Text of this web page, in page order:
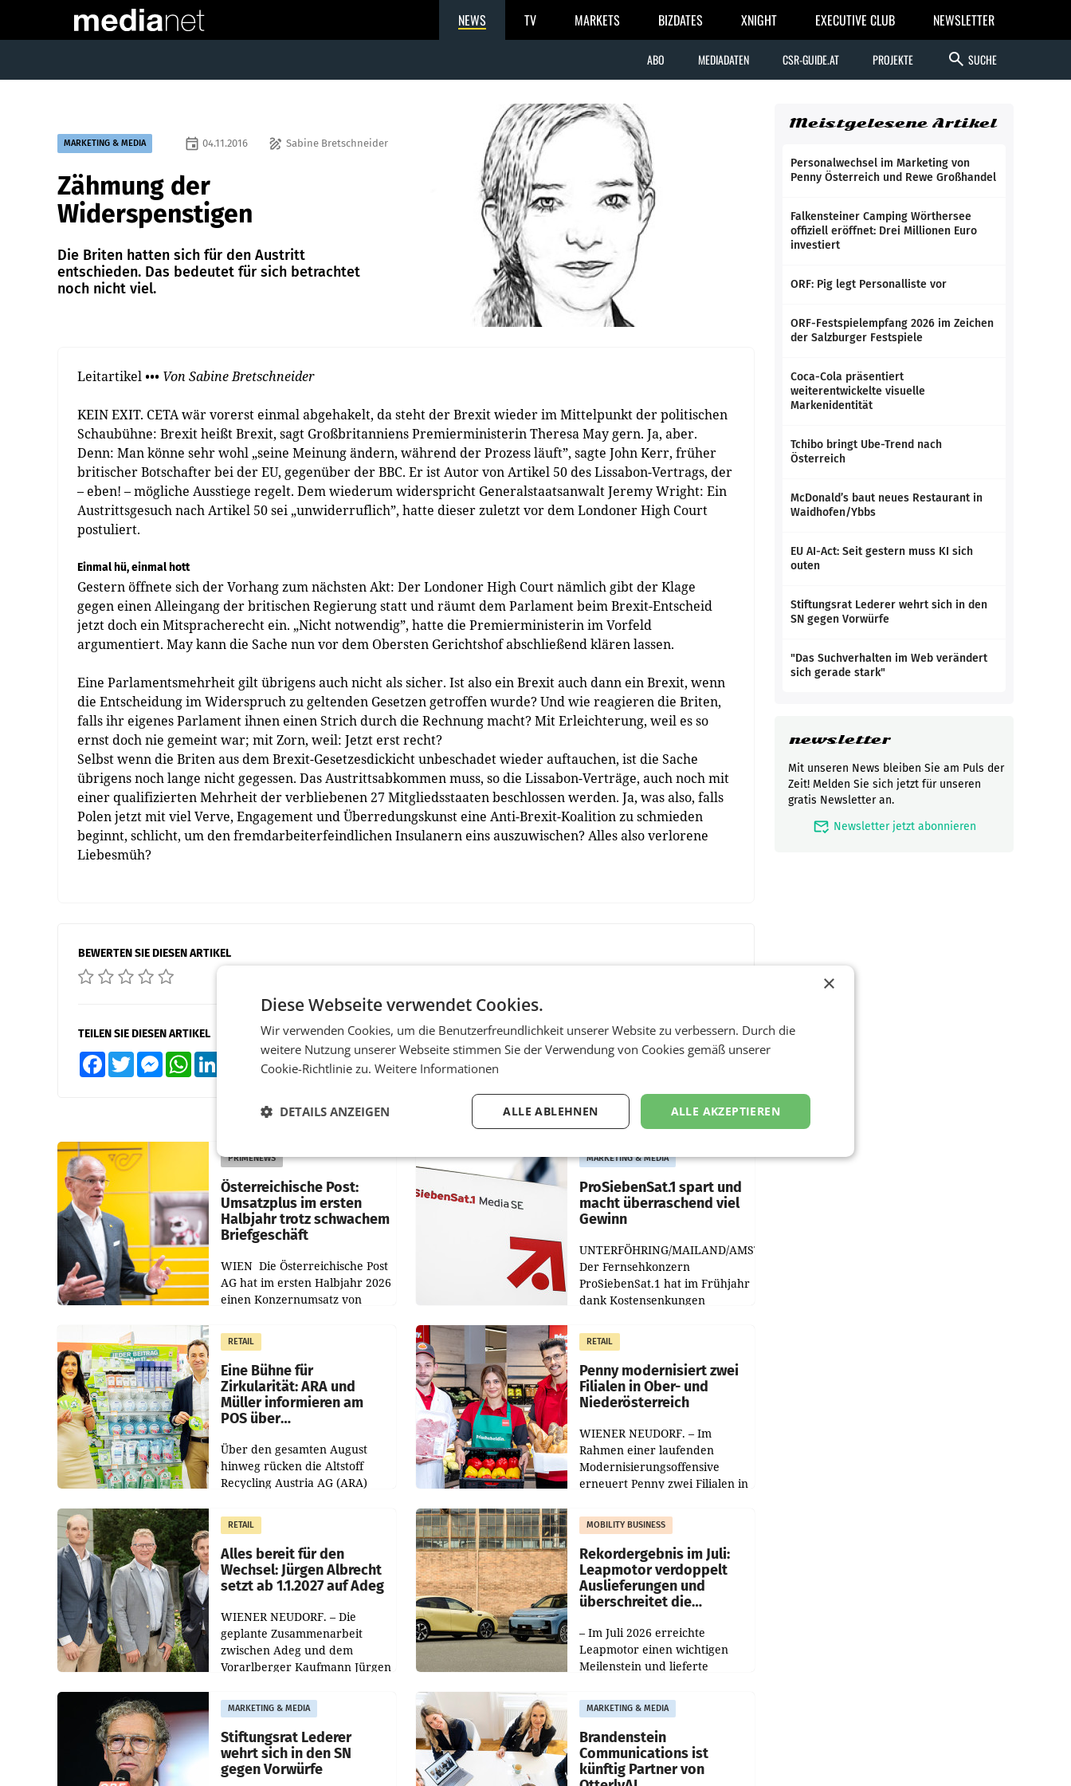
NEWS TV MARKETS BIZDATES XNIGHT EXECUTIVE CLUB NEWSLETTER
ABO MEDIADATEN CSR-GUIDE.AT PROJEKTE search SUCHE
MARKETING & MEDIA draw Sabine Bretschneider
event 04.11.2016
Zähmung der
Widerspenstigen
Die Briten hatten sich für den Austritt
entschieden. Das bedeutet für sich betrachtet
noch nicht viel.
Leitartikel ••• Von Sabine Bretschneider
KEIN EXIT. CETA wär vorerst einmal abgehakelt, da steht der Brexit wieder im Mittelpunkt der politischen
Schaubühne: Brexit heißt Brexit, sagt Großbritanniens Premierministerin ­Theresa May gern. Ja, aber.
Denn: Man könne sehr wohl „seine Meinung ändern, während der Prozess läuft”, sagte John Kerr, früher
britischer Botschafter bei der EU, gegenüber der BBC. Er ist Autor von Artikel 50 des Lissabon-Vertrags, der
– eben! – mögliche Ausstiege regelt. Dem wiederum widerspricht Generalstaatsanwalt Jeremy Wright: Ein
Austrittsgesuch nach Artikel 50 sei „unwiderruflich”, hatte dieser zuletzt vor dem Londoner High Court
postuliert.
Einmal hü, einmal hott
Gestern öffnete sich der Vorhang zum nächsten Akt: Der Londoner High Court nämlich gibt der Klage
gegen einen Alleingang der britischen Regierung statt und räumt dem Parlament beim Brexit-Entscheid
jetzt doch ein Mitspracherecht ein. „Nicht notwendig”, hatte die Premierministerin im Vorfeld
argumentiert. May kann die Sache nun vor dem Obersten Gerichtshof abschließend klären lassen.
Eine Parlamentsmehrheit gilt übrigens auch nicht als sicher. Ist also ein Brexit auch dann ein Brexit, wenn
die Entscheidung im Widerspruch zu geltenden Gesetzen getroffen wurde? Und wie reagieren die Briten,
falls ihr eigenes Parlament ihnen einen Strich durch die Rechnung macht? Mit Erleichterung, weil es so
ernst doch nie gemeint war; mit Zorn, weil: Jetzt erst recht?
Selbst wenn die Briten aus dem Brexit-Gesetzesdickicht unbeschadet wieder auftauchen, ist die Sache
übrigens noch lange nicht gegessen. Das Austrittsabkommen muss, so die Lissabon-Verträge, auch noch mit
einer qualifizierten Mehrheit der verbliebenen 27 Mitgliedsstaaten beschlossen werden. Ja, was also, falls
Polen jetzt mit viel Verve, Engagement und Überredungskunst eine Anti-Brexit-Koalition zu schmieden
beginnt, schlicht, um den fremdarbeiterfeindlichen Insulanern eins auszuwischen? Alles also verlorene
Liebesmüh?
BEWERTEN SIE DIESEN ARTIKEL
TEILEN SIE DIESEN ARTIKEL
FacebookTwitter MessengerWhatsApp XING Teilen
PRIMENEWS
Österreichische Post:
Umsatzplus im ersten
Halbjahr trotz schwachem
Briefgeschäft
WIEN Die Österreichische Post
AG hat im ersten Halbjahr 2026
einen Konzernumsatz von
erwirtschaftet, was einem Plus
von 3,8 Prozent gegenüber
dem Vergleichszeitraum
MARKETING & MEDIA
ProSiebenSat.1 spart und
macht überraschend viel
Gewinn
UNTERFÖHRING/MAILAND/AMSTERDAM.
Der Fernsehkonzern
ProSiebenSat.1 hat im Frühjahr
dank Kostensenkungen
gemacht und die
Markterwartung deutlich
übertroffen.
RETAIL
Eine Bühne für
Zirkularität: ARA und
Müller informieren am
POS über
Über den gesamten August
hinweg rücken die Altstoff
Recycling Austria AG (ARA)
Müller die Initiative „Kreislauf-
Helden“ in allen
österreichischen Müller-Filialen
RETAIL
Penny modernisiert zwei
Filialen in Ober- und
Niederösterreich
WIENER NEUDORF. – Im
Rahmen einer laufenden
Modernisierungsoffensive
erneuert Penny zwei Filialen in
Die beiden Standorte liegen in
Haag sowie im rund
RETAIL
Alles bereit für den
Wechsel: Jürgen Albrecht
setzt ab 1.1.2027 auf Adeg
WIENER NEUDORF. – Die
geplante Zusammenarbeit
zwischen Adeg und dem
Vorarlberger Kaufmann Jürgen
freigegeben: Die
Bundeswettbewerbsbehörde
und der Bundeskartellanwalt
MOBILITY BUSINESS
Rekordergebnis im Juli:
Leapmotor verdoppelt
Auslieferungen und
überschreitet die
– Im Juli 2026 erreichte
Leapmotor einen wichtigen
Meilenstein und lieferte
aus, womit sich das Ergebnis
gegenüber Juli 2025 mehr als
verdoppelte (+102
MARKETING & MEDIA
Stiftungsrat Lederer
wehrt sich in den SN
gegen Vorwürfe
MARKETING & MEDIA
Brandenstein
Communications ist
künftig Partner von
Meistgelesene Artikel
Personalwechsel im Marketing von
Penny Österreich und Rewe Großhandel
Falkensteiner Camping Wörthersee
offiziell eröffnet: Drei Millionen Euro
investiert
ORF: Pig legt Personalliste vor
ORF-Festspielempfang 2026 im Zeichen
der Salzburger Festspiele
Coca-Cola präsentiert
weiterentwickelte visuelle
Markenidentität
Tchibo bringt Ube-Trend nach
Österreich
McDonald’s baut neues Restaurant in
Waidhofen/Ybbs
EU AI-Act: Seit gestern muss KI sich
outen
Stiftungsrat Lederer wehrt sich in den
SN gegen Vorwürfe
"Das Suchverhalten im Web verändert
sich gerade stark"
newsletter
Mit unseren News bleiben Sie am Puls der
Zeit! Melden Sie sich jetzt für unseren
gratis Newsletter an.
mark_email_read Newsletter jetzt abonnieren
×
Diese Webseite verwendet Cookies.
Wir verwenden Cookies, um die Benutzerfreundlichkeit unserer Website zu verbessern. Durch die
weitere Nutzung unserer Webseite stimmen Sie der Verwendung von Cookies gemäß unserer
Cookie-Richtlinie zu. Weitere Informationen
ALLE AKZEPTIEREN
ALLE ABLEHNEN
DETAILS ANZEIGEN